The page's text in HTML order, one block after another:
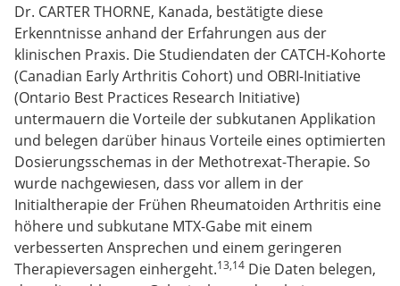
Dr. CARTER THORNE, Kanada, bestätigte diese
Erkenntnisse anhand der Erfahrungen aus der
klinischen Praxis. Die Studiendaten der CATCH-Kohorte
(Canadian Early Arthritis Cohort) und OBRI-Initiative
(Ontario Best Practices Research Initiative)
untermauern die Vorteile der subkutanen Applikation
und belegen darüber hinaus Vorteile eines optimierten
Dosierungsschemas in der Methotrexat-Therapie. So
wurde nachgewiesen, dass vor allem in der
Initialtherapie der Frühen Rheumatoiden Arthritis eine
höhere und subkutane MTX-Gabe mit einem
verbesserten Ansprechen und einem geringeren
Therapieversagen einhergeht.13,14 Die Daten belegen,